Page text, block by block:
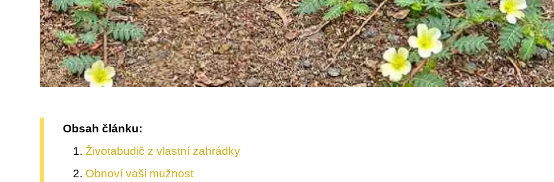
Obsah článku:
Životabudič z vlastní zahrádky
Obnoví vaši mužnost